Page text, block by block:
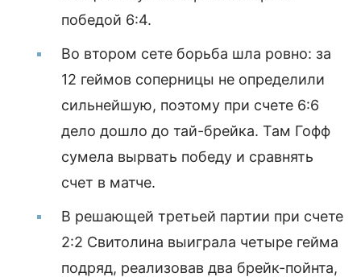
победой 6:4.
Во втором сете борьба шла ровно: за
12 геймов соперницы не определили
сильнейшую, поэтому при счете 6:6
дело дошло до тай-брейка. Там Гофф
сумела вырвать победу и сравнять
счет в матче.
В решающей третьей партии при счете
2:2 Свитолина выиграла четыре гейма
подряд, реализовав два брейк-пойнта,